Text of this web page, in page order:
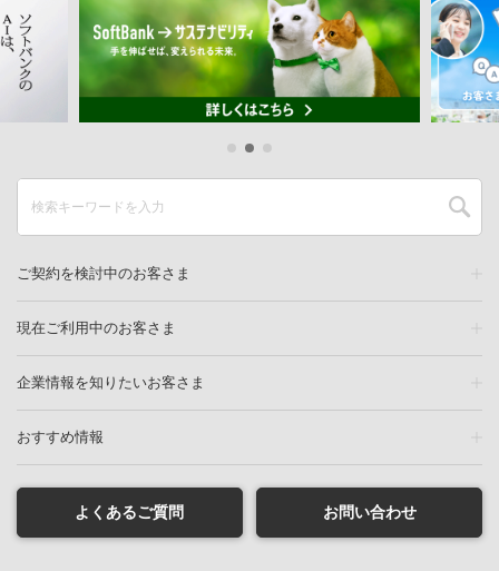
ご契約を検討中のお客さま
現在ご利用中のお客さま
企業情報を知りたいお客さま
おすすめ情報
よくあるご質問 お問い合わせ